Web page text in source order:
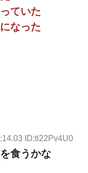
ていた
なった
ID:tl22Pv4U0
食うかな